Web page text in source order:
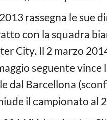
rassegna le sue
con la squadra
City. Il 2 marzo
seguente
dal Barcellona
il campionato al